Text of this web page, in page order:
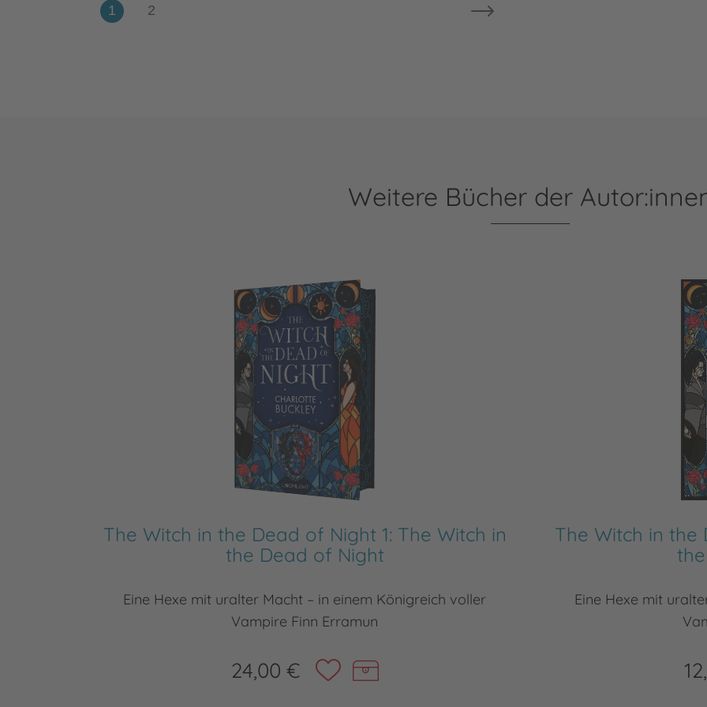
Weitere Bücher der
The Witch in the Dead of Night 1: The Witch in
the Dead of Night
Eine Hexe mit uralter Macht – in einem Königreich voller
Vampire Finn Erramun
24,00 €
The Witch in the
Eine Hexe mit